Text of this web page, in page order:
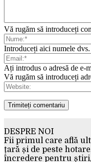
Vă rugăm să introduceți
Introduceți aici numele dvs.
Ați introdus o adresă de e-
Vă rugăm să introduceți
DESPRE NOI
Fii primul care află
țară și de peste
încredere pentru